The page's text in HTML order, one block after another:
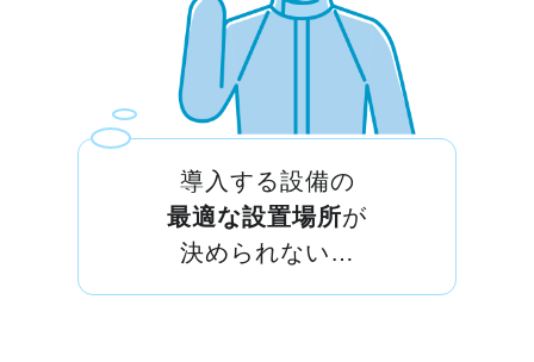
導入する設備の
最適な設置場所が
決められない…